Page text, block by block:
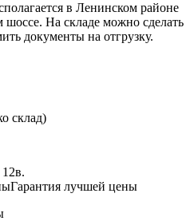
в Ленинском районе
На складе можно сделать
документы на отгрузку.
склад)
Гарантия лучшей цены